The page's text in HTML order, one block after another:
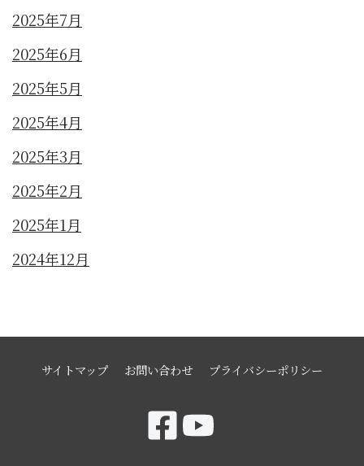
2025年7月
2025年6月
2025年5月
2025年4月
2025年3月
2025年2月
2025年1月
2024年12月
サイトマップ お問い合わせ プライバシーポリシー